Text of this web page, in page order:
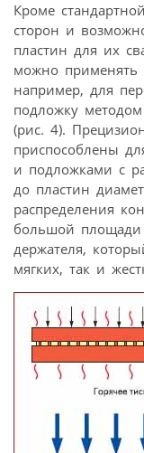
Кроме
сторон и
пластин для их
можно применять
например, для
подложку
(рис. 4).
приспособлены
и подложками с
до пластин
распределения
большой площади
держателя,
мягких, так и